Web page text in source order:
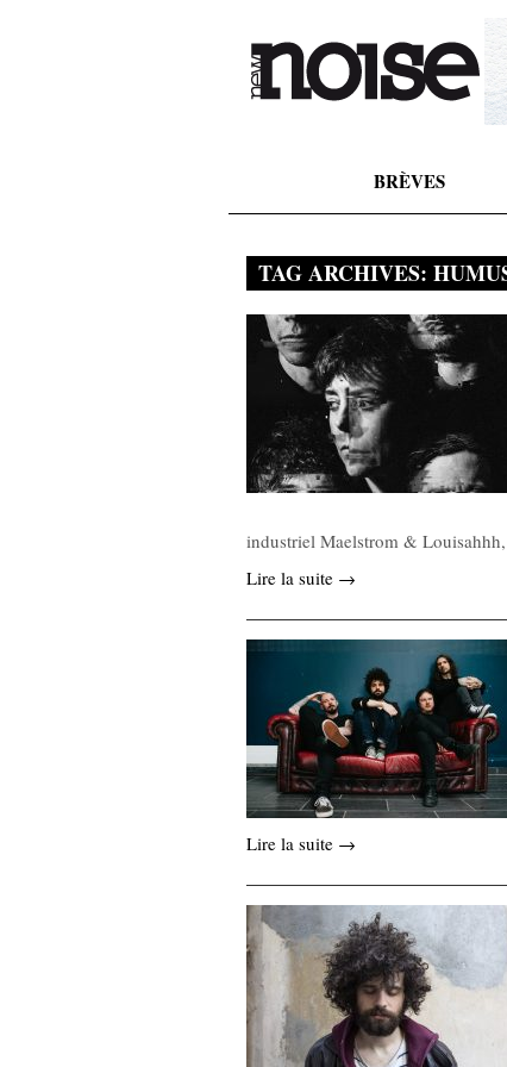
BRÈVES
TAG ARCHIVES:
industriel Maelstrom &
Lire la suite →
Lire la suite →